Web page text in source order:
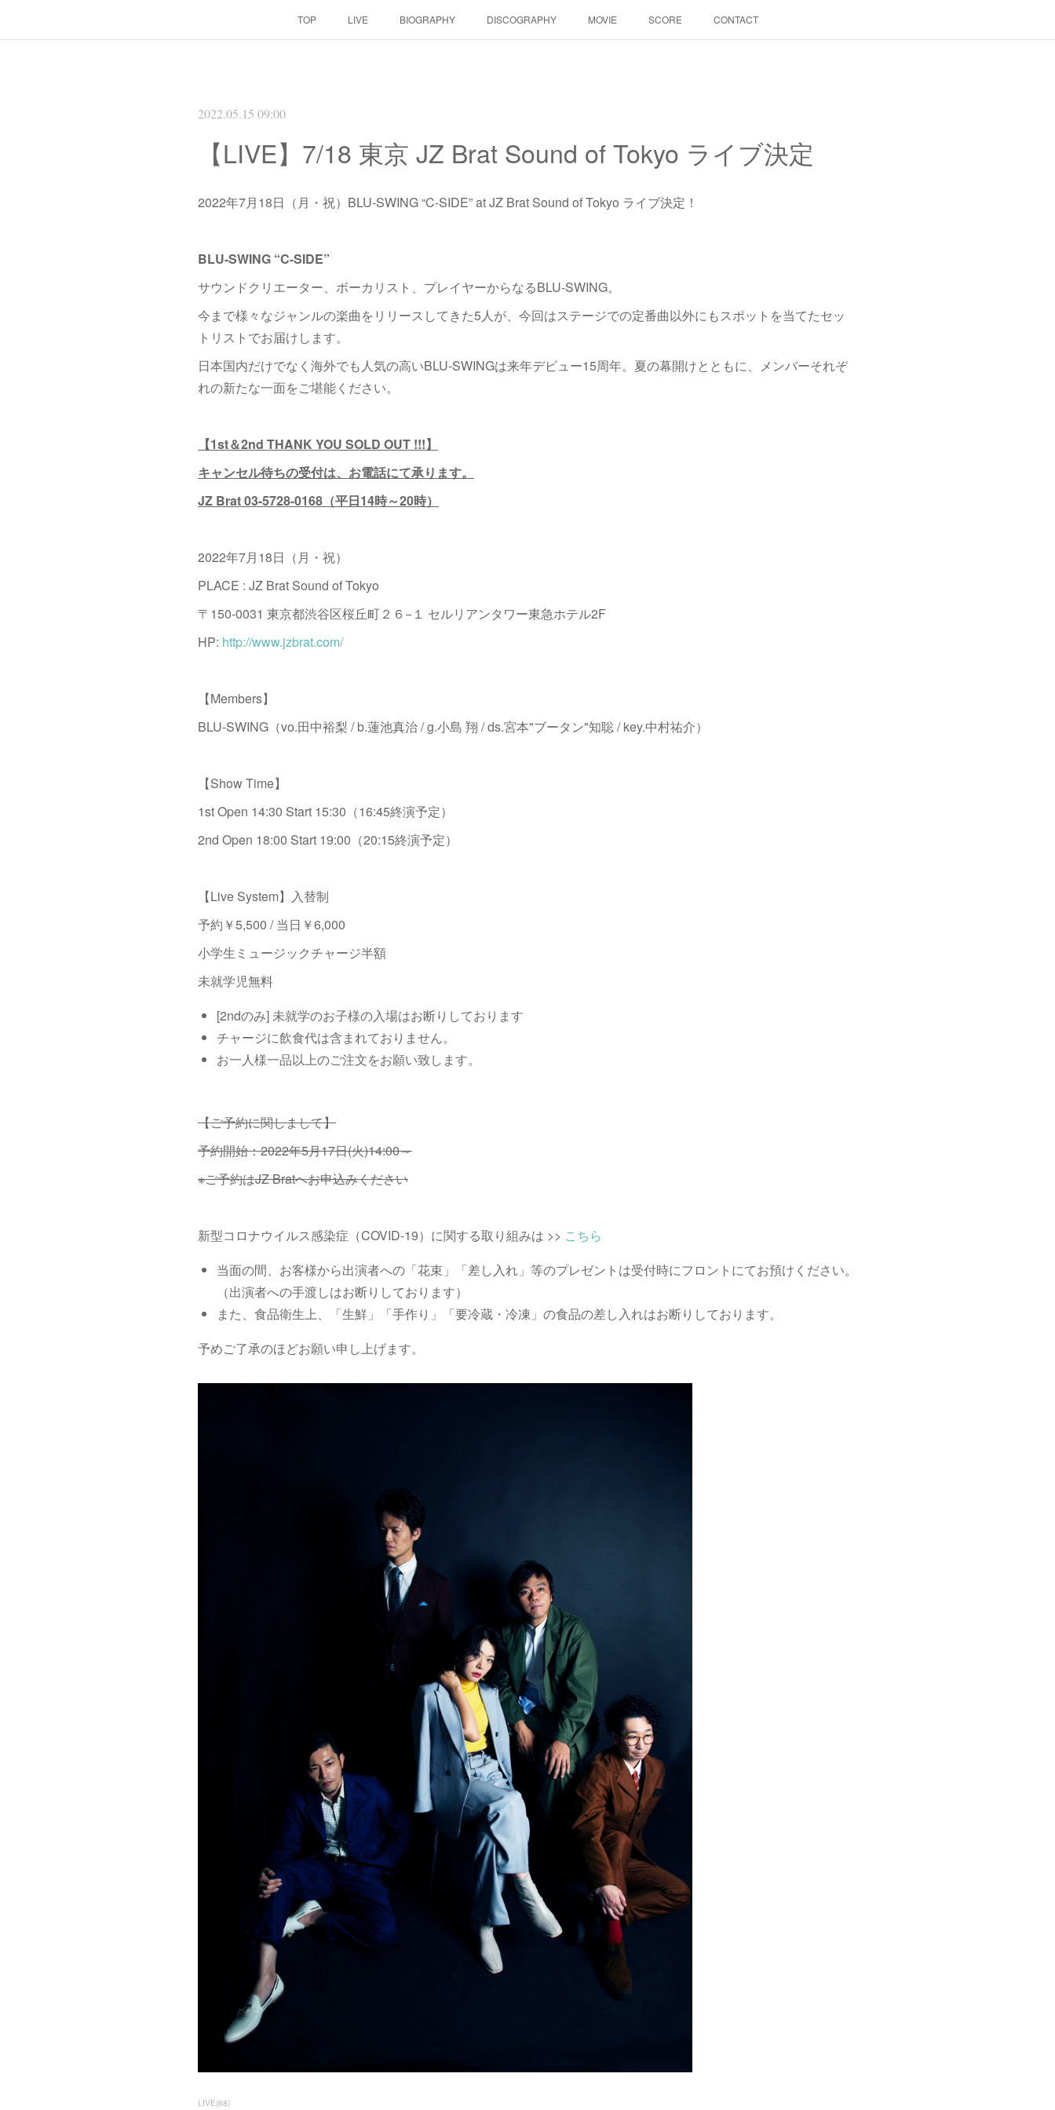
TOP LIVE BIOGRAPHY DISCOGRAPHY MOVIE SCORE CONTACT
2022.05.15 09:00
【LIVE】7/18 東京 JZ Brat Sound of Tokyo ライブ決定
2022年7月18日（月・祝）BLU-SWING “C-SIDE” at JZ Brat Sound of Tokyo ライブ決定！
BLU-SWING “C-SIDE”
サウンドクリエーター、ボーカリスト、プレイヤーからなるBLU-SWING。
今まで様々なジャンルの楽曲をリリースしてきた5人が、今回はステージでの定番曲以外にもスポットを当てたセッ
トリストでお届けします。
日本国内だけでなく海外でも人気の高いBLU-SWINGは来年デビュー15周年。夏の幕開けとともに、メンバーそれぞ
れの新たな一面をご堪能ください。
【1st＆2nd THANK YOU SOLD OUT !!!】
キャンセル待ちの受付は、お電話にて承ります。
JZ Brat 03-5728-0168（平日14時～20時）
2022年7月18日（月・祝）
PLACE : JZ Brat Sound of Tokyo
〒150-0031 東京都渋谷区桜丘町２６−１ セルリアンタワー東急ホテル2F
HP: http://www.jzbrat.com/
【Members】
BLU-SWING（vo.田中裕梨 / b.蓮池真治 / g.小島 翔 / ds.宮本"ブータン"知聡 / key.中村祐介）
【Show Time】
1st Open 14:30 Start 15:30（16:45終演予定）
2nd Open 18:00 Start 19:00（20:15終演予定）
【Live System】入替制
予約￥5,500 / 当日￥6,000
小学生ミュージックチャージ半額
未就学児無料
[2ndのみ] 未就学のお子様の入場はお断りしております
チャージに飲食代は含まれておりません。
お一人様一品以上のご注文をお願い致します。
【ご予約に関しまして】
予約開始：2022年5月17日(火)14:00～
※ご予約はJZ Bratへお申込みください
新型コロナウイルス感染症（COVID-19）に関する取り組みは >> こちら
当面の間、お客様から出演者への「花束」「差し入れ」等のプレゼントは受付時にフロントにてお預けください。
（出演者への手渡しはお断りしております）
また、食品衛生上、「生鮮」「手作り」「要冷蔵・冷凍」の食品の差し入れはお断りしております。
予めご了承のほどお願い申し上げます。
LIVE(68)